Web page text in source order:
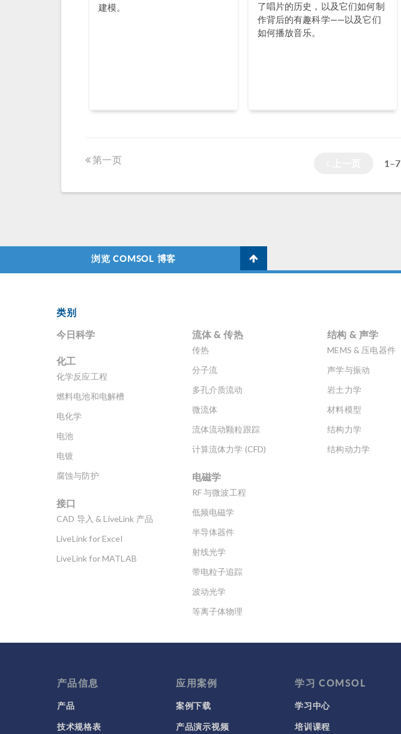
建模。
了唱片的历史，以及它们如何制
作背后的有趣科学——以及它们
如何播放音乐。
第一页 1–7
浏览 COMSOL 博客
类别
今日科学
化工
化学反应工程
燃料电池和电解槽
电化学
电池
电镀
腐蚀与防护
接口
CAD 导入 & LiveLink 产品
LiveLink for Excel
LiveLink for MATLAB
流体 & 传热
传热
分子流
多孔介质流动
微流体
流体流动颗粒跟踪
计算流体力学 (CFD)
电磁学
RF 与微波工程
低频电磁学
半导体器件
射线光学
带电粒子追踪
波动光学
等离子体物理
结构 & 声学
MEMS & 压电器件
声学与振动
岩土力学
材料模型
结构力学
结构动力学
产品信息
产品
技术规格表
应用案例
案例下载
产品演示视频
学习 COMSOL
学习中心
培训课程